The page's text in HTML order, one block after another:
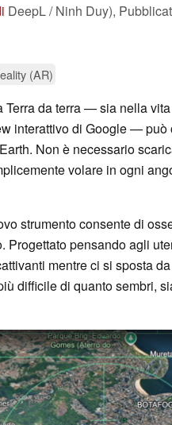
DeepL / Ninh Duy),
(AR)
Terra da terra — sia nella vita
interattivo di Google —
Non è necessario
volare in ogni
strumento consente di
Progettato pensando agli
mentre ci si sposta
difficile di quanto sembri,